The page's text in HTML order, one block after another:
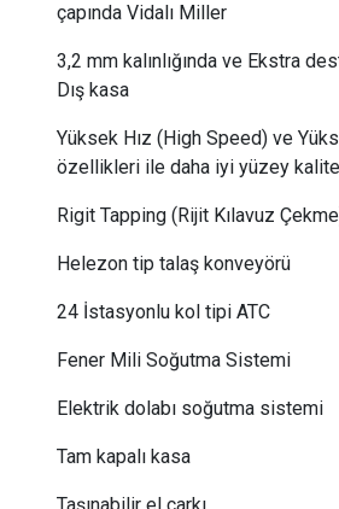
çapında ​Vidalı Miller
3,2 mm kalınlığında ve Ekstra
Dış kasa
Yüksek Hız (High Speed) ve
özellikleri ile daha iyi yüzey
Rigit Tapping (Rijit Kılavuz
Helezon tip talaş konveyörü
24 İstasyonlu kol tipi ATC
Fener Mili Soğutma Sistemi
​Elektrik dolabı soğutma sistemi
Tam kapalı kasa